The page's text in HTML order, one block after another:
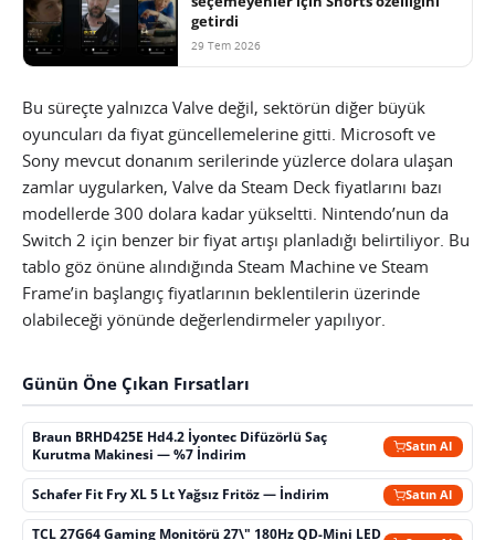
getirdi
29 Tem 2026
Bu süreçte yalnızca Valve değil, sektörün diğer büyük
oyuncuları da fiyat güncellemelerine gitti. Microsoft ve
Sony mevcut donanım serilerinde yüzlerce dolara ulaşan
zamlar uygularken, Valve da Steam Deck fiyatlarını bazı
modellerde 300 dolara kadar yükseltti. Nintendo’nun da
Switch 2 için benzer bir fiyat artışı planladığı belirtiliyor. Bu
tablo göz önüne alındığında Steam Machine ve Steam
Frame’in başlangıç fiyatlarının beklentilerin üzerinde
olabileceği yönünde değerlendirmeler yapılıyor.
Günün Öne Çıkan Fırsatları
Braun BRHD425E Hd4.2 İyontec Difüzörlü Saç
Kurutma Makinesi — %7 İndirim
Satın Al
Schafer Fit Fry XL 5 Lt Yağsız Fritöz — İndirim Satın Al
TCL 27G64 Gaming Monitörü 27\" 180Hz QD-Mini LED